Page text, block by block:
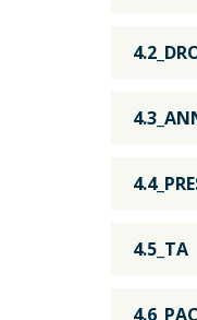
4.5_TA
4.6_PAC